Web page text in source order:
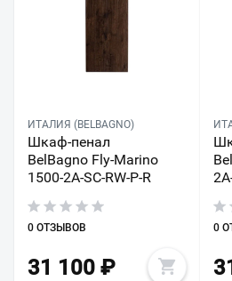
ИТАЛИЯ (BELBAGNO)
Шкаф-пенал
BelBagno Fly-Marino
1500-2A-SC-RW-P-R
0 ОТЗЫВОВ
31 100 ₽
0